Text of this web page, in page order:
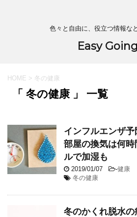
色々と自由に、役立つ情報な
Easy
HOME > 冬の健康
「 冬の健康 」 一覧
インフルエンザ予
部屋の換気は何
ルで加湿も
2019/01/07 -健康
冬の健康
冬のかくれ脱水